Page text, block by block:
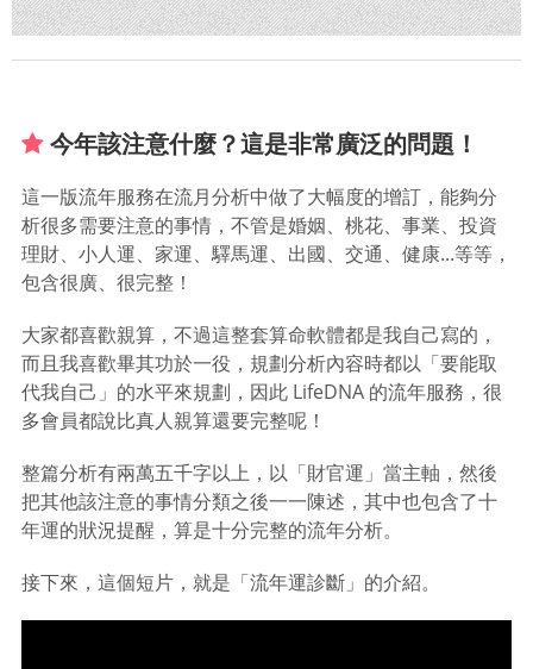
今年該注意什麼？這是非常廣泛的問題！
這一版流年服務在流月分析中做了大幅度的增訂，能夠分
析很多需要注意的事情，不管是婚姻、桃花、事業、投資
理財、小人運、家運、驛馬運、出國、交通、健康...等等，
包含很廣、很完整！
大家都喜歡親算，不過這整套算命軟體都是我自己寫的，
而且我喜歡畢其功於一役，規劃分析內容時都以「要能取
代我自己」的水平來規劃，因此 LifeDNA 的流年服務，很
多會員都說比真人親算還要完整呢！
整篇分析有兩萬五千字以上，以「財官運」當主軸，然後
把其他該注意的事情分類之後一一陳述，其中也包含了十
年運的狀況提醒，算是十分完整的流年分析。
接下來，這個短片，就是「流年運診斷」的介紹。